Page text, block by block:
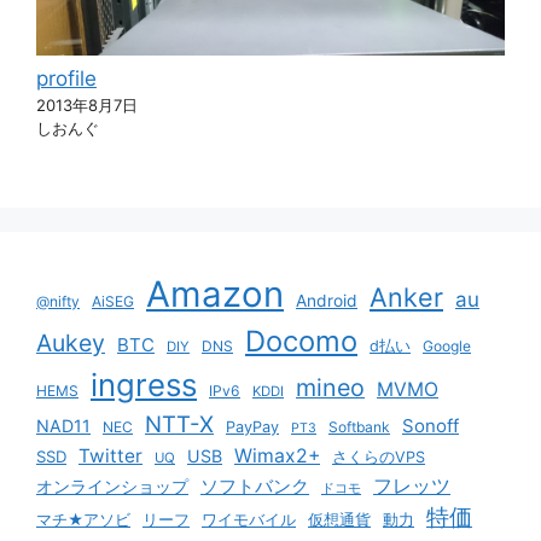
profile
2013年8月7日
しおんぐ
@nifty AiSEG Amazon Android Anker au
Aukey BTC DIY DNS Docomo d払い Google
HEMS ingress IPv6 KDDI mineo MVMO
NAD11 NEC NTT-X PayPay PT3 Softbank Sonoff
SSD Twitter UQ USB Wimax2+ さくらのVPS
オンラインショップ ソフトバンク ドコモ フレッツ
マチ★アソビ リーフ ワイモバイル 仮想通貨 動力 特価